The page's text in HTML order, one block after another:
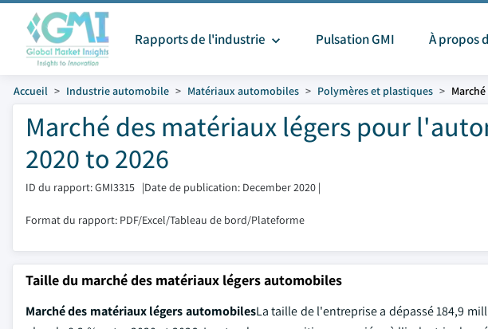
Rapports de l'industrie Pulsation GMI À propos
Accueil Industrie automobile Matériaux automobiles Polymères et plastiques
Marché des matériaux légers pour
2020 to 2026
ID du rapport: GMI3315 |Date de publication: December 2020 |
Format du rapport: PDF/Excel/Tableau de bord/Plateforme
Taille du marché des matériaux légers automobiles
Marché des matériaux légers automobilesLa taille de l'entreprise a dépassé 184,9